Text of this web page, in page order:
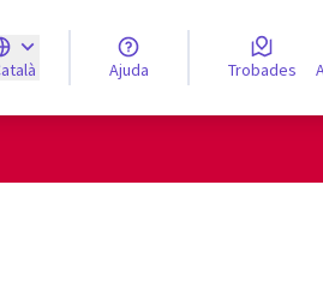
la llenguaElegir el idioma
Ajuda Trobades